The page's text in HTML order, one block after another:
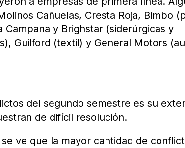
Cañuelas, Cresta Roja, Bimbo
Campana y Brighstar (siderúrgicas y
Guilford (textil) y General Motors
del segundo semestre es su
de difícil resolución.
ve que la mayor cantidad de